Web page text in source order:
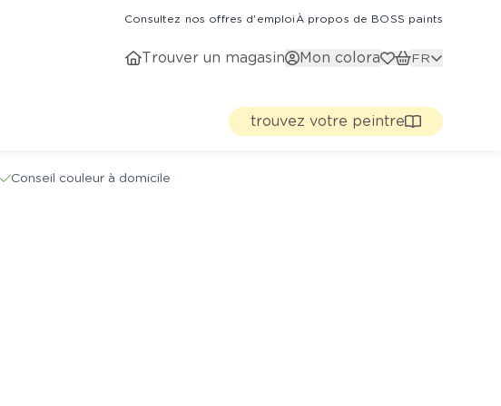
Consultez nos offres d'emploiÀ propos de BOSS paints
Trouver un magasin Mon colora FR
trouvez votre peintre
Conseil couleur à domicile